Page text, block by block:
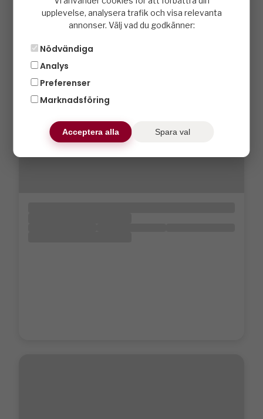
upplevelse, analysera trafik och visa relevanta
annonser. Välj vad du godkänner:
Nödvändiga
Analys
Preferenser
Marknadsföring
Acceptera alla Spara val